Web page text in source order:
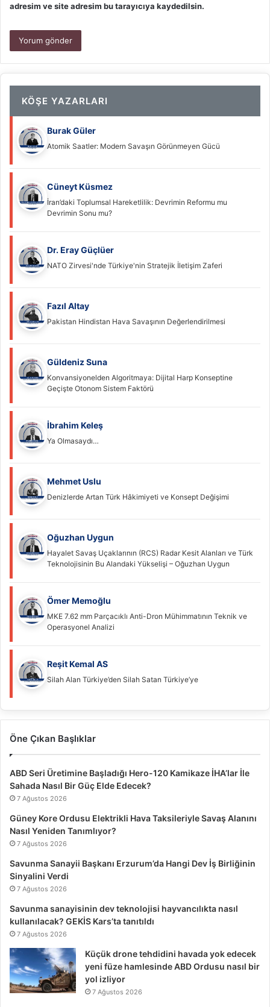
adresim ve site adresim bu tarayıcıya kaydedilsin.
KÖŞE YAZARLARI
Burak Güler
Atomik Saatler: Modern Savaşın Görünmeyen Gücü
Cüneyt Küsmez
İran’daki Toplumsal Hareketlilik: Devrimin Reformu mu
Devrimin Sonu mu?
Dr. Eray Güçlüer
NATO Zirvesi'nde Türkiye'nin Stratejik İletişim Zaferi
Fazıl Altay
Pakistan Hindistan Hava Savaşının Değerlendirilmesi
Güldeniz Suna
Konvansiyonelden Algoritmaya: Dijital Harp Konseptine
Geçişte Otonom Sistem Faktörü
İbrahim Keleş
Ya Olmasaydı…
Mehmet Uslu
Denizlerde Artan Türk Hâkimiyeti ve Konsept Değişimi
Oğuzhan Uygun
Hayalet Savaş Uçaklarının (RCS) Radar Kesit Alanları ve Türk
Teknolojisinin Bu Alandaki Yükselişi – Oğuzhan Uygun
Ömer Memoğlu
MKE 7.62 mm Parçacıklı Anti-Dron Mühimmatının Teknik ve
Operasyonel Analizi
Reşit Kemal AS
Silah Alan Türkiye’den Silah Satan Türkiye’ye
Öne Çıkan Başlıklar
ABD Seri Üretimine Başladığı Hero-120 Kamikaze İHA’lar İle
Sahada Nasıl Bir Güç Elde Edecek?
7 Ağustos 2026
Güney Kore Ordusu Elektrikli Hava Taksileriyle Savaş Alanını
Nasıl Yeniden Tanımlıyor?
7 Ağustos 2026
Savunma Sanayii Başkanı Erzurum’da Hangi Dev İş Birliğinin
Sinyalini Verdi
7 Ağustos 2026
Savunma sanayisinin dev teknolojisi hayvancılıkta nasıl
kullanılacak? GEKİS Kars’ta tanıtıldı
7 Ağustos 2026
Küçük drone tehdidini havada yok edecek
yeni füze hamlesinde ABD Ordusu nasıl bir
yol izliyor
7 Ağustos 2026